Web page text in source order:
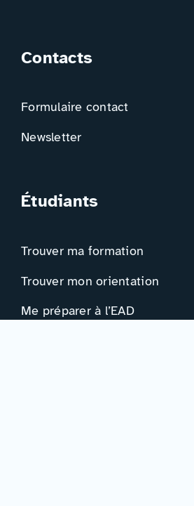
Contacts
Formulaire contact
Newsletter
Étudiants
Trouver ma formation
Trouver mon orientation
Me préparer à l’EAD